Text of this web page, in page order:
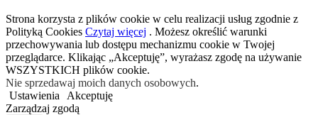
Strona korzysta z plików cookie w celu realizacji usług zgodnie z
Polityką Cookies Czytaj więcej . Możesz określić warunki
przechowywania lub dostępu mechanizmu cookie w Twojej
przeglądarce. Klikając „Akceptuję”, wyrażasz zgodę na używanie
WSZYSTKICH plików cookie.
Nie sprzedawaj moich danych osobowych.
Ustawienia
Akceptuję
Zarządzaj zgodą